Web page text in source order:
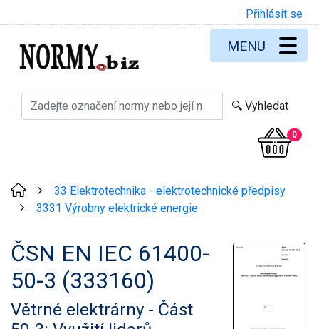
Přihlásit se
0
MENU
33 Elektrotechnika - elektrotechnické předpisy
3331 Výrobny elektrické energie
ČSN EN IEC 61400-
50-3 (333160)
Větrné elektrárny - Část